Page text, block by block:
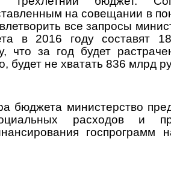
на совещании в
все запросы
в 2016 году составят
что за год будет
будет не хватать 836 млрд
бюджета министерство
расходов и
госпрограмм